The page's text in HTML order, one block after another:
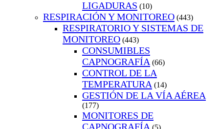
LIGADURAS (10)
RESPIRACIÓN Y MONITOREO (443)
RESPIRATORIO Y SISTEMAS DE
MONITOREO (443)
CONSUMIBLES
CAPNOGRAFÍA (66)
CONTROL DE LA
TEMPERATURA (14)
GESTIÓN DE LA VÍA AÉREA
(177)
MONITORES DE
CAPNOGRAFÍA